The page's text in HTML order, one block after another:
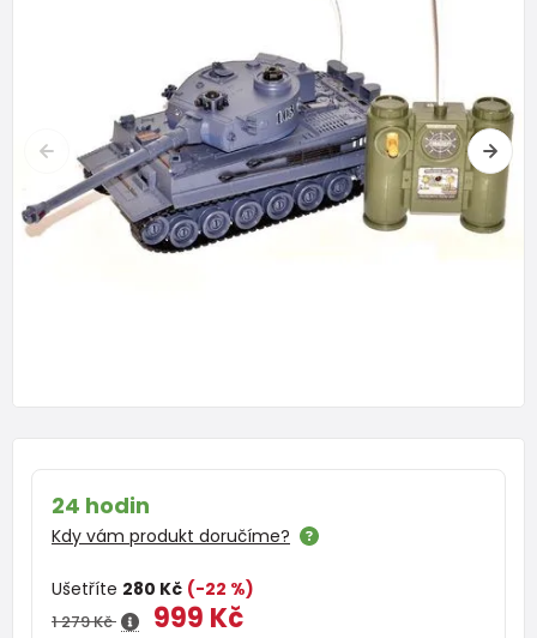
24 hodin
Kdy vám produkt doručíme?
Ušetříte 280 Kč (-22 %)
1 279 Kč 999 Kč